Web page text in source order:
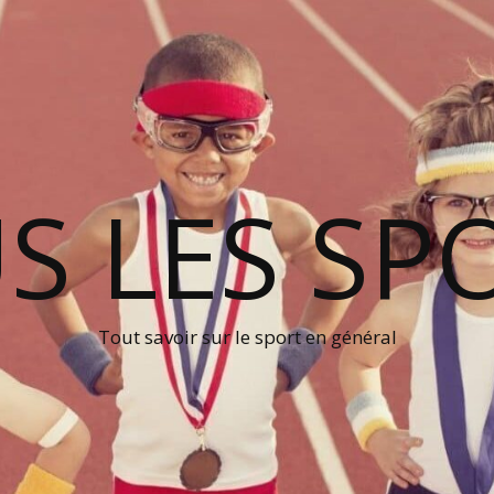
LES
Tout savoir sur le sport en général